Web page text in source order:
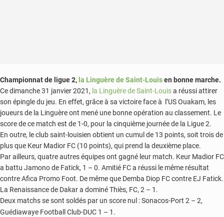
Championnat de ligue 2, la Linguère de Saint-Louisen bonne marche.
Ce dimanche 31 janvier 2021, la Linguère de Saint-Louisa réussi attirer
son épingle du jeu. En effet, grâce à sa victoire face à l’US Ouakam, les
joueurs de la Linguère ont mené une bonne opération au classement. Le
score de ce match est de 1-0, pour la cinquième journée de la Ligue 2.
En outre, le club saint-louisien obtient un cumul de 13 points, soit trois de
plus que Keur Madior FC (10 points), qui prend la deuxième place.
Par ailleurs, quatre autres équipes ont gagné leur match. Keur Madior FC
a battu Jamono de Fatick, 1 – 0. Amitié FC a réussi le même résultat
contre Afica Promo Foot. De même que Demba Diop FC contre EJ Fatick.
La Renaissance de Dakar a dominé Thiès, FC, 2 – 1.
Deux matchs se sont soldés par un score nul : Sonacos-Port 2 – 2,
Guédiawaye Football Club-DUC 1 – 1.